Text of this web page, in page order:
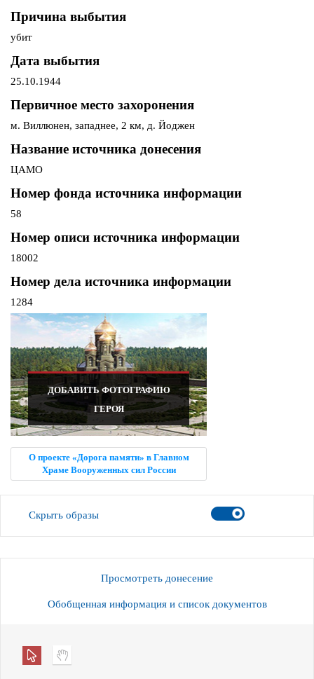
Причина выбытия
убит
Дата выбытия
25.10.1944
Первичное место захоронения
м. Виллюнен, западнее, 2 км, д. Йоджен
Название источника донесения
ЦАМО
Номер фонда источника информации
58
Номер описи источника информации
18002
Номер дела источника информации
1284
ДОБАВИТЬ ФОТОГРАФИЮ
ГЕРОЯ
О проекте «Дорога памяти» в Главном
Храме Вооруженных сил России
Скрыть образы
Просмотреть донесение
Обобщенная информация и список документов